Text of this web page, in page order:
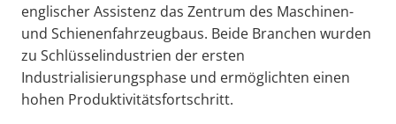
englischer Assistenz das Zentrum des Maschinen-
und Schienenfahrzeugbaus. Beide Branchen wurden
zu Schlüsselindustrien der ersten
Industrialisierungsphase und ermöglichten einen
hohen Produktivitätsfortschritt.